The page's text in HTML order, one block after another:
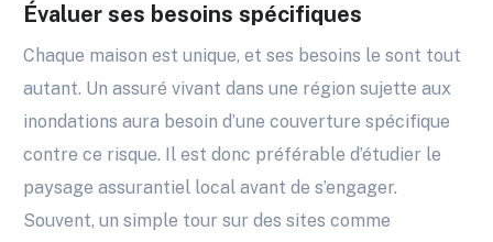
Évaluer ses besoins spécifiques
Chaque maison est unique, et ses besoins le sont tout
autant. Un assuré vivant dans une région sujette aux
inondations aura besoin d’une couverture spécifique
contre ce risque. Il est donc préférable d’étudier le
paysage assurantiel local avant de s’engager.
Souvent, un simple tour sur des sites comme